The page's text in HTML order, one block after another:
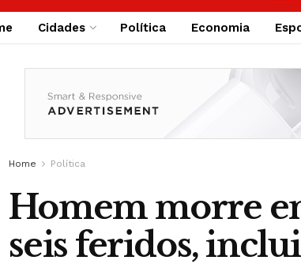
Cidades Política Economia
Home Política
Homem morre
seis feridos,